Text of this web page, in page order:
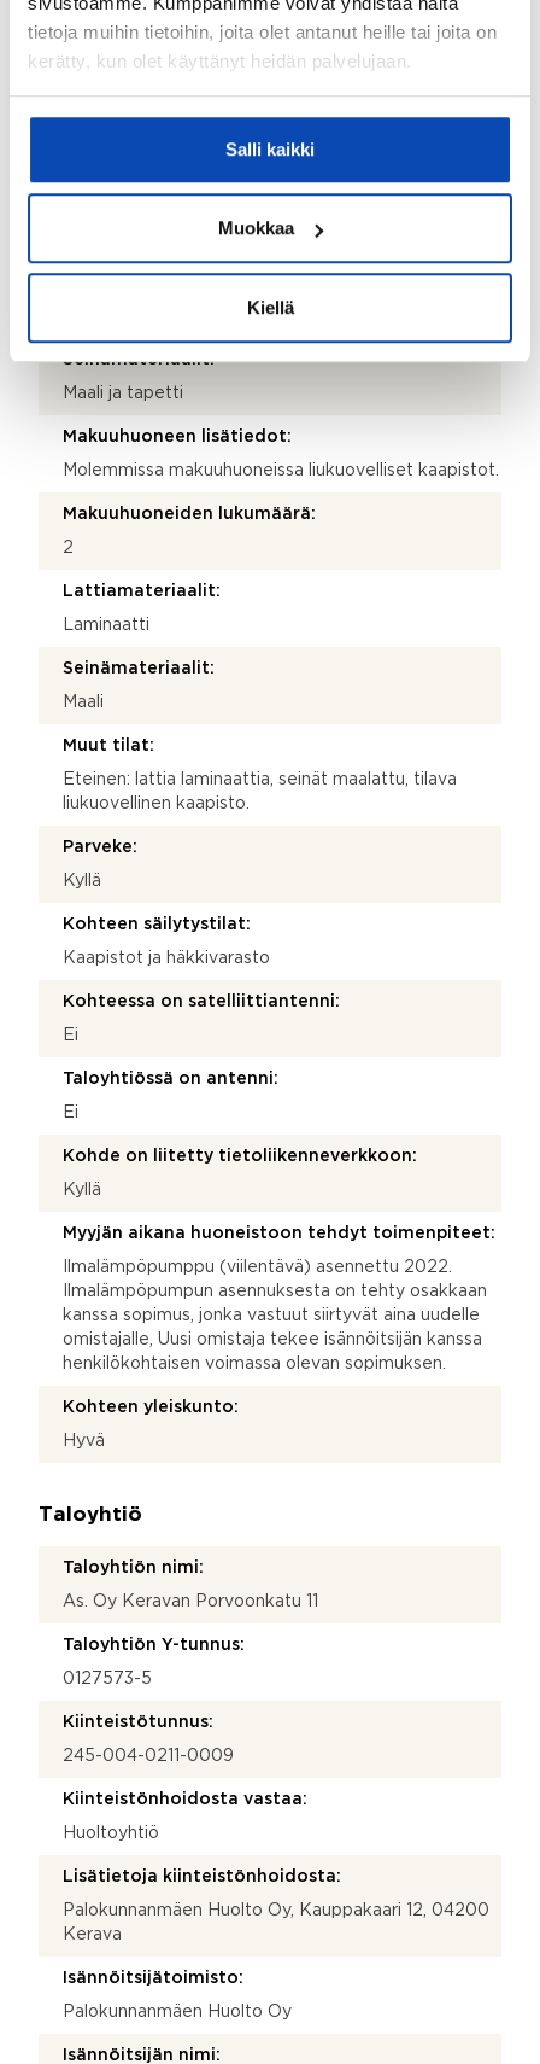
tietoja muihin tietoihin, joita olet antanut heille tai joita on
kerätty, kun olet käyttänyt heidän palvelujaan.
Salli kaikki
Muokkaa
Kiellä
Seinämateriaalit:
Kaakeli
allaskaappi ja pyyhepatteri
Olohuoneessa viilentävä ilmalämpöpumppu.
Seinämateriaalit:
Maali ja tapetti
Makuuhuoneen lisätiedot:
Molemmissa makuuhuoneissa liukuovelliset kaapistot.
Makuuhuoneiden lukumäärä:
2
Lattiamateriaalit:
Laminaatti
Seinämateriaalit:
Maali
Muut tilat:
Eteinen: lattia laminaattia, seinät maalattu, tilava
liukuovellinen kaapisto.
Parveke:
Kyllä
Kohteen säilytystilat:
Kaapistot ja häkkivarasto
Kohteessa on satelliittiantenni:
Ei
Taloyhtiössä on antenni:
Ei
Kohde on liitetty tietoliikenneverkkoon:
Kyllä
Myyjän aikana huoneistoon tehdyt toimenpiteet:
Ilmalämpöpumppu (viilentävä) asennettu 2022.
Ilmalämpöpumpun asennuksesta on tehty osakkaan
kanssa sopimus, jonka vastuut siirtyvät aina uudelle
omistajalle, Uusi omistaja tekee isännöitsijän kanssa
henkilökohtaisen voimassa olevan sopimuksen.
Kohteen yleiskunto:
Hyvä
Taloyhtiö
Taloyhtiön nimi:
As. Oy Keravan Porvoonkatu 11
Taloyhtiön Y-tunnus:
0127573-5
Kiinteistötunnus:
245-004-0211-0009
Kiinteistönhoidosta vastaa:
Huoltoyhtiö
Lisätietoja kiinteistönhoidosta:
Palokunnanmäen Huolto Oy, Kauppakaari 12, 04200
Kerava
Isännöitsijätoimisto:
Palokunnanmäen Huolto Oy
Isännöitsijän nimi: